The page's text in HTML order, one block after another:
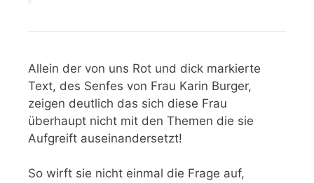
Allein der von uns Rot und dick markierte
Text, des Senfes von Frau Karin Burger,
zeigen deutlich das sich diese Frau
überhaupt nicht mit den Themen die sie
Aufgreift auseinandersetzt!
So wirft sie nicht einmal die Frage auf,